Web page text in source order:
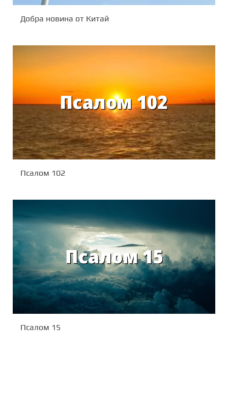
Добра новина от Китай
Псалом 102
Псалом 15